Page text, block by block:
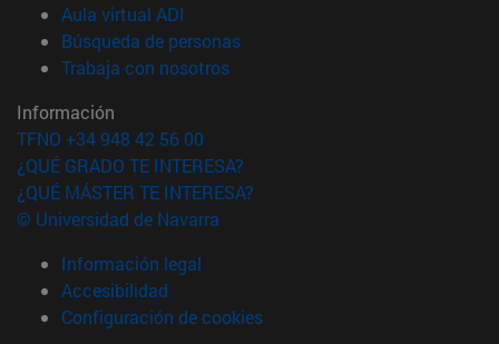
Aula virtual ADI
Búsqueda de personas(abre en nueva ventana)
Trabaja con nosotros(abre en nueva ventana)
Información
TFNO +34 948 42 56 00
¿QUÉ GRADO TE INTERESA?
¿QUÉ MÁSTER TE INTERESA?
© Universidad de Navarra
Información legal
Accesibilidad
Configuración de cookies